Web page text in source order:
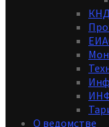
КНД
О ведомстве